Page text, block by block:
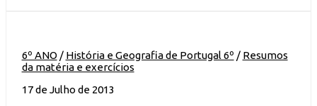
6º ANO / História e Geografia de Portugal 6º / Resumos
da matéria e exercícios
17 de Julho de 2013